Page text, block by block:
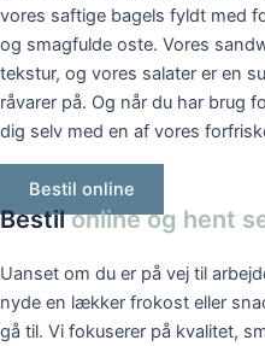
vores saftige bagels fyldt med
og smagfulde oste. Vores
tekstur, og vores salater er en
råvarer på. Og når du har brug
dig selv med en af vores
Bestil online
Bestilonline og hent
Uanset om du er på vej til
nyde en lækker frokost eller
gå til. Vi fokuserer på kvalitet,